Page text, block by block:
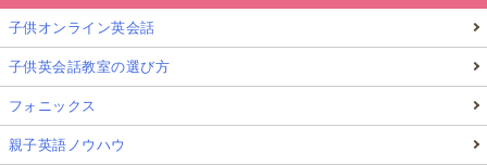
子供オンライン英会話
子供英会話教室の選び方
フォニックス
親子英語ノウハウ